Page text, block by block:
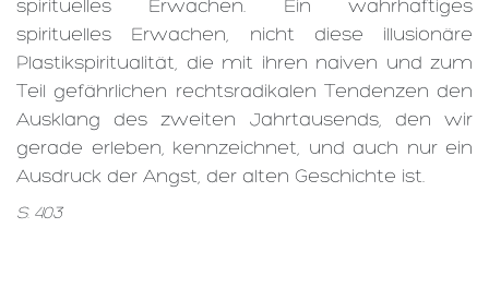
spirituelles Erwachen. Ein wahrhaftiges
spirituelles Erwachen, nicht diese illusionäre
Plastikspiritualität, die mit ihren naiven und zum
Teil gefährlichen rechtsradikalen Tendenzen den
Ausklang des zweiten Jahrtausends, den wir
gerade erleben, kennzeichnet, und auch nur ein
Ausdruck der Angst, der alten Geschichte ist.
S. 403